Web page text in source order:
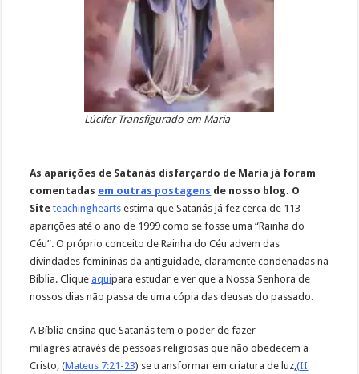
Lúcifer Transfigurado em Maria
As aparições de Satanás disfarçardo de Maria já foram
comentadas em outras postagens de nosso blog. O
Siteteachinghearts estima que Satanás já fez cerca de 113
aparições até o ano de 1999 como se fosse uma “Rainha do
Céu”. O próprio conceito de Rainha do Céu advem das
divindades femininas da antiguidade, claramente condenadas na
Bíblia. Clique aquipara estudar e ver que a Nossa Senhora de
nossos dias não passa de uma cópia das deusas do passado.
A Bíblia ensina que Satanás tem o poder de fazer
milagres através de pessoas religiosas que não obedecem a
Cristo, (Mateus 7:21-23) se transformar em criatura de luz,(II